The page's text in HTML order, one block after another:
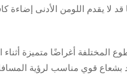
قد لا يقدم اللومن الأدنى إضاءة
المختلفة أغراضًا متميزة أثناء
بشعاع قوي مناسب لرؤية